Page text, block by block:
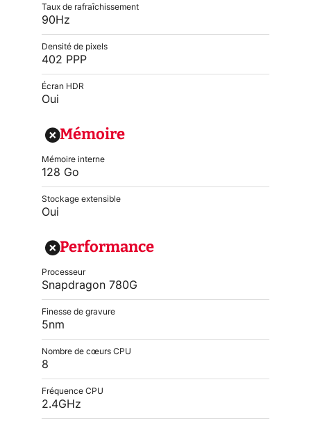
Taux de rafraîchissement
90Hz
Densité de pixels
402 PPP
Écran HDR
Oui
Mémoire
Mémoire interne
128 Go
Stockage extensible
Oui
Performance
Processeur
Snapdragon 780G
Finesse de gravure
5nm
Nombre de cœurs CPU
8
Fréquence CPU
2.4GHz